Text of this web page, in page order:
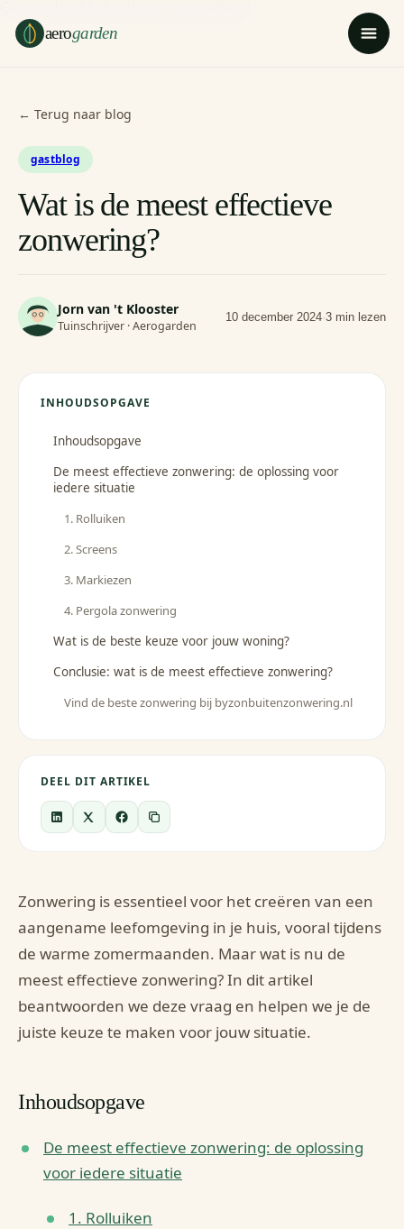
aerogarden
← Terug naar blog
gastblog
Wat is de meest effectieve
zonwering?
Jorn van 't Klooster
Tuinschrijver · Aerogarden
10 december 2024·3 min lezen
INHOUDSOPGAVE
Inhoudsopgave
De meest effectieve zonwering: de oplossing voor
iedere situatie
1. Rolluiken
2. Screens
3. Markiezen
4. Pergola zonwering
Wat is de beste keuze voor jouw woning?
Conclusie: wat is de meest effectieve zonwering?
Vind de beste zonwering bij byzonbuitenzonwering.nl
DEEL DIT ARTIKEL
Zonwering is essentieel voor het creëren van een
aangename leefomgeving in je huis, vooral tijdens
de warme zomermaanden. Maar wat is nu de
meest effectieve zonwering? In dit artikel
beantwoorden we deze vraag en helpen we je de
juiste keuze te maken voor jouw situatie.
Inhoudsopgave
De meest effectieve zonwering: de oplossing
voor iedere situatie
1. Rolluiken